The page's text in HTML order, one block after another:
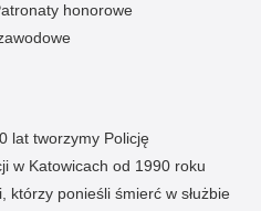
honorowe
lat tworzymy Policję
w Katowicach od 1990 roku
którzy ponieśli śmierć w służbie